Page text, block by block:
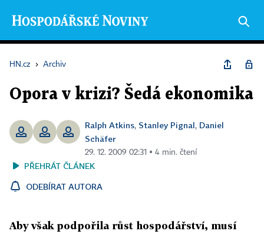
HN.cz › Archiv
Opora v krizi? Šedá ekonomika
Ralph Atkins, Stanley Pignal, Daniel
Schäfer
29. 12. 2009 02:31 ▪ 4 min. čtení
PŘEHRÁT ČLÁNEK
ODEBÍRAT AUTORA
Aby však podpořila růst hospodářství, musí